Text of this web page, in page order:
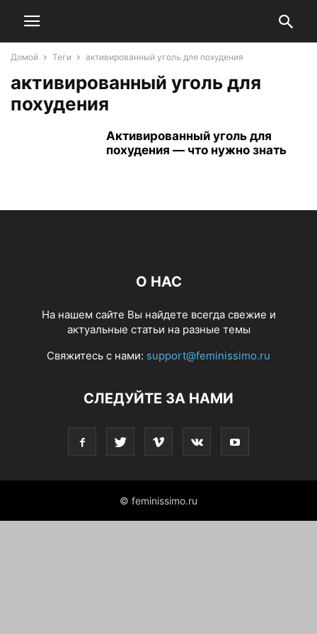
Домой Теги активированный уголь для похудения
активированный уголь для
похудения
Активированный уголь для
похудения — что нужно знать
О НАС
На нашем сайте Вы найдете всегда свежие и
актуальные статьи на разные темы
Свяжитесь с нами: support@feminissimo.ru
СЛЕДУЙТЕ ЗА НАМИ
© feminissimo.ru